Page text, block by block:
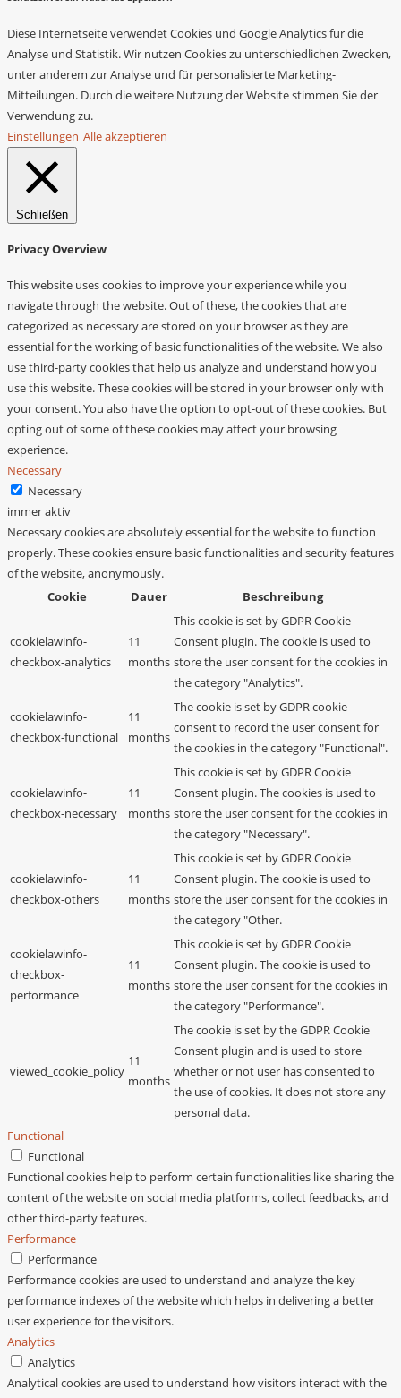
Diese Internetseite verwendet Cookies und Google Analytics für die
Analyse und Statistik. Wir nutzen Cookies zu unterschiedlichen Zwecken,
unter anderem zur Analyse und für personalisierte Marketing-
Mitteilungen. Durch die weitere Nutzung der Website stimmen Sie der
Verwendung zu.
Einstellungen Alle akzeptieren
Schließen
Privacy Overview
This website uses cookies to improve your experience while you
navigate through the website. Out of these, the cookies that are
categorized as necessary are stored on your browser as they are
essential for the working of basic functionalities of the website. We also
use third-party cookies that help us analyze and understand how you
use this website. These cookies will be stored in your browser only with
your consent. You also have the option to opt-out of these cookies. But
opting out of some of these cookies may affect your browsing
experience.
Necessary
Necessary
immer aktiv
Necessary cookies are absolutely essential for the website to function
properly. These cookies ensure basic functionalities and security features
of the website, anonymously.
Cookie
Dauer Beschreibung
cookielawinfo-
checkbox-analytics
11
months
This cookie is set by GDPR Cookie
Consent plugin. The cookie is used to
store the user consent for the cookies in
the category "Analytics".
cookielawinfo-
checkbox-functional
11
months
The cookie is set by GDPR cookie
consent to record the user consent for
the cookies in the category "Functional".
cookielawinfo-
checkbox-necessary
11
months
This cookie is set by GDPR Cookie
Consent plugin. The cookies is used to
store the user consent for the cookies in
the category "Necessary".
cookielawinfo-
checkbox-others
11
months
This cookie is set by GDPR Cookie
Consent plugin. The cookie is used to
store the user consent for the cookies in
the category "Other.
cookielawinfo-
checkbox-
performance
11
months
This cookie is set by GDPR Cookie
Consent plugin. The cookie is used to
store the user consent for the cookies in
the category "Performance".
viewed_cookie_policy
11
months
The cookie is set by the GDPR Cookie
Consent plugin and is used to store
whether or not user has consented to
the use of cookies. It does not store any
personal data.
Functional
Functional
Functional cookies help to perform certain functionalities like sharing the
content of the website on social media platforms, collect feedbacks, and
other third-party features.
Performance
Performance
Performance cookies are used to understand and analyze the key
performance indexes of the website which helps in delivering a better
user experience for the visitors.
Analytics
Analytics
Analytical cookies are used to understand how visitors interact with the